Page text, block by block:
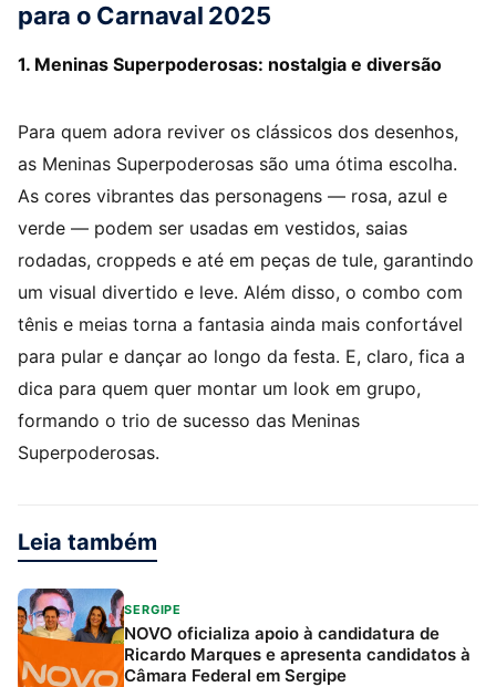
para o Carnaval 2025
1. Meninas Superpoderosas: nostalgia e diversão
Para quem adora reviver os clássicos dos desenhos,
as Meninas Superpoderosas são uma ótima escolha.
As cores vibrantes das personagens — rosa, azul e
verde — podem ser usadas em vestidos, saias
rodadas, croppeds e até em peças de tule, garantindo
um visual divertido e leve. Além disso, o combo com
tênis e meias torna a fantasia ainda mais confortável
para pular e dançar ao longo da festa. E, claro, fica a
dica para quem quer montar um look em grupo,
formando o trio de sucesso das Meninas
Superpoderosas.
Leia também
SERGIPE
NOVO oficializa apoio à candidatura de
Ricardo Marques e apresenta candidatos à
Câmara Federal em Sergipe